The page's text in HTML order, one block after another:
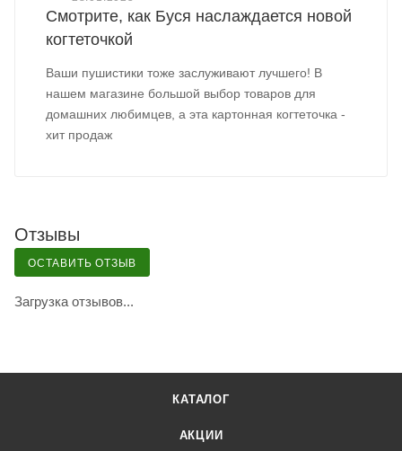
Смотрите, как Буся наслаждается новой
когтеточкой
Ваши пушистики тоже заслуживают лучшего! В
нашем магазине большой выбор товаров для
домашних любимцев, а эта картонная когтеточка -
хит продаж
Отзывы
ОСТАВИТЬ ОТЗЫВ
Загрузка отзывов...
КАТАЛОГ
АКЦИИ